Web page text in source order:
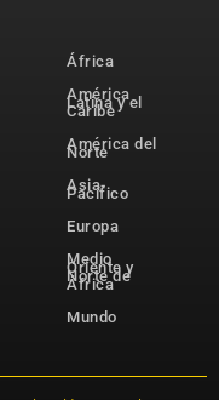
África
América
Latina y el
Caribe
América del
Norte
Asia-
Pacífico
Europa
Medio
Oriente y
Norte de
África
Mundo